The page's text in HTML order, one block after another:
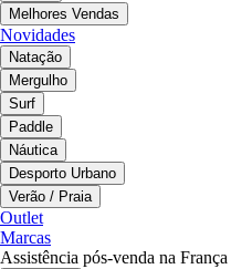
Melhores Vendas
Novidades
Natação
Mergulho
Surf
Paddle
Náutica
Desporto Urbano
Verão / Praia
Outlet
Marcas
Assistência pós-venda na França